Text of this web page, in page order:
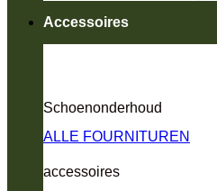
Accessoires
Schoenonderhoud
ALLE FOURNITUREN
accessoires